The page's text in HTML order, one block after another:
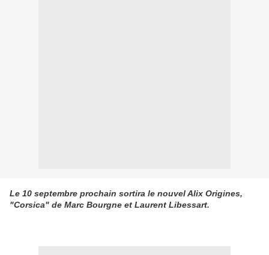
Le 10 septembre prochain sortira le nouvel Alix Origines,
"Corsica" de Marc Bourgne et Laurent Libessart.